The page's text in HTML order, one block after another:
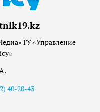
ГУ «Управление
40-20-43